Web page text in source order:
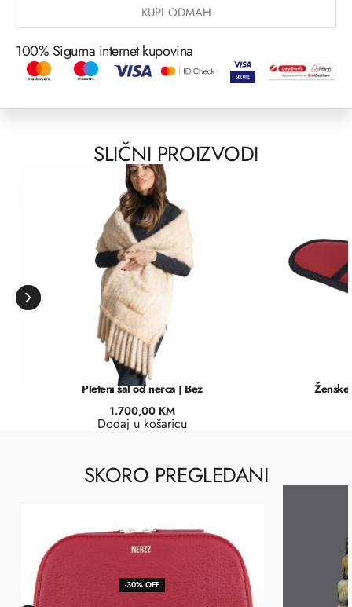
KUPI ODMAH
100% Sigurna internet kupovina
SLIČNI PROIZVODI
Pleteni šal od nerca | Bež
1.700,00 KM
Dodaj u košaricu
SKORO PREGLEDANI
-30% OFF